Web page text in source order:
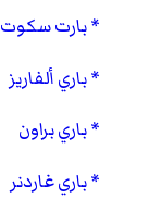
بارت سكوت
باري ألفاريز
باري براون
باري غاردنر